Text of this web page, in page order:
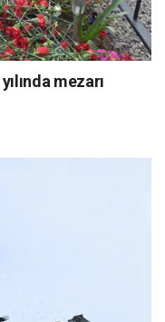
mezarı